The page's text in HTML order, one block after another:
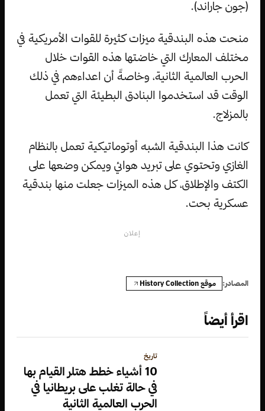
(جون جاراند).
منحت هذه البندقية ميزات كثيرة للقوات الأمريكية في
مختلف المعارك التي خاضتها هذه القوات خلال
الحرب العالمية الثانية، وخاصةً أن اعداءهم في ذلك
الوقت قد استخدموا البنادق البطيئة التي تعمل
بالمزلاج.
كانت هذا البندقية الشبه أوتوماتيكية تعمل بالنظام
الغازي وتحتوي على تبريد هوائي ويمكن وضعها على
الكتف والإطلاق، كل هذه الميزات جعلت منها بندقية
عسكرية بحت.
إعلان
المصادر: موقع History Collection
اقرأ أيضاً
تاريخ
10 أشياء خطط هتلر القيام بها
في حالة تغلب على بريطانيا في
الحرب العالمية الثانية